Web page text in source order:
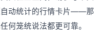
自动统计的行情卡片——那
何笼统说法都更可靠。